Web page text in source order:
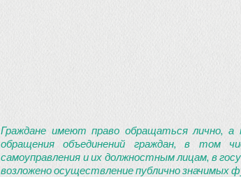
Граждане имеют право обращаться лично, а
обращения объединений граждан, в том
самоуправления и их должностным лицам, в
возложено осуществление публично значимых